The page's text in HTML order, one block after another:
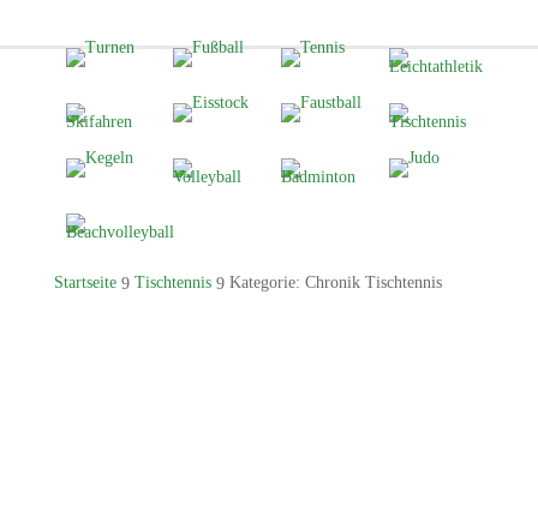
Startseite 9 Tischtennis 9 Kategorie: Chronik Tischtennis